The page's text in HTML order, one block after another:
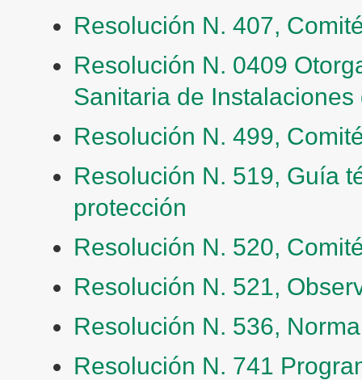
Resolución N. 407,
Resolución N. 0409
Sanitaria de Instalaciones
Resolución N. 499,
Resolución N. 519, Guía
protección
Resolución N. 520,
Resolución N. 521,
Resolución N. 536,
Resolución N. 741